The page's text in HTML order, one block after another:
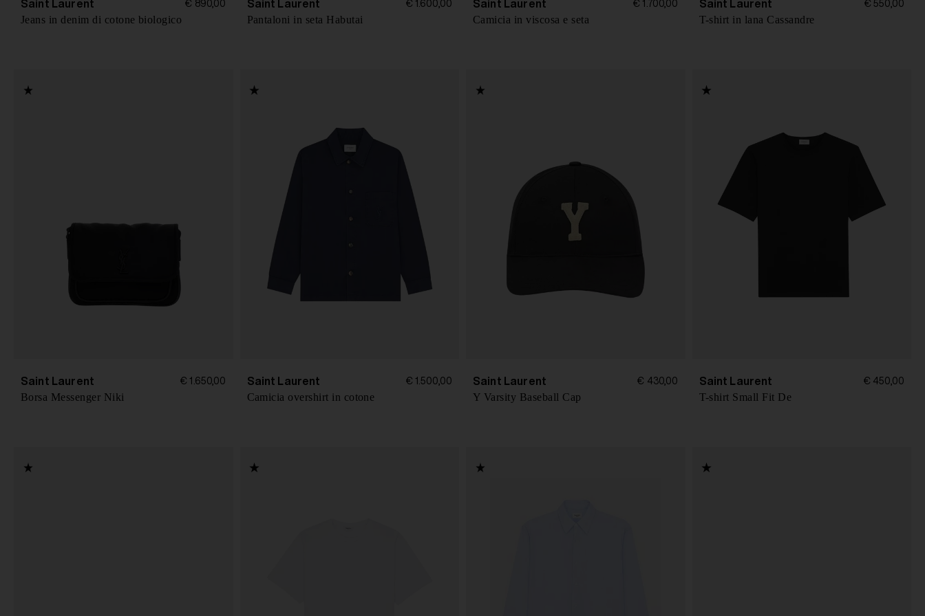
o
Saint Laurent € 890,00
Jeans in denim di cotone biologico
Saint Laurent € 1.600,00
Pantaloni in seta Habutai
Saint Laurent € 1.700,00
Camicia in viscosa e seta
Saint Laurent € 550,00
T-shirt in lana Cassandre
Saint Laurent € 1.650,00
Borsa Messenger Niki
Saint Laurent € 1.500,00
Camicia overshirt in cotone
Saint Laurent € 430,00
Y Varsity Baseball Cap
Saint Laurent € 450,00
T-shirt Small Fit De